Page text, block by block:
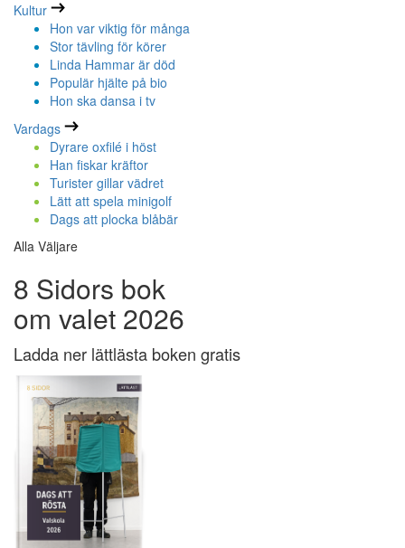
Kultur
Hon var viktig för många
Stor tävling för körer
Linda Hammar är död
Populär hjälte på bio
Hon ska dansa i tv
Vardags
Dyrare oxfilé i höst
Han fiskar kräftor
Turister gillar vädret
Lätt att spela minigolf
Dags att plocka blåbär
Alla Väljare
8 Sidors bok
om valet 2026
Ladda ner lättlästa boken gratis